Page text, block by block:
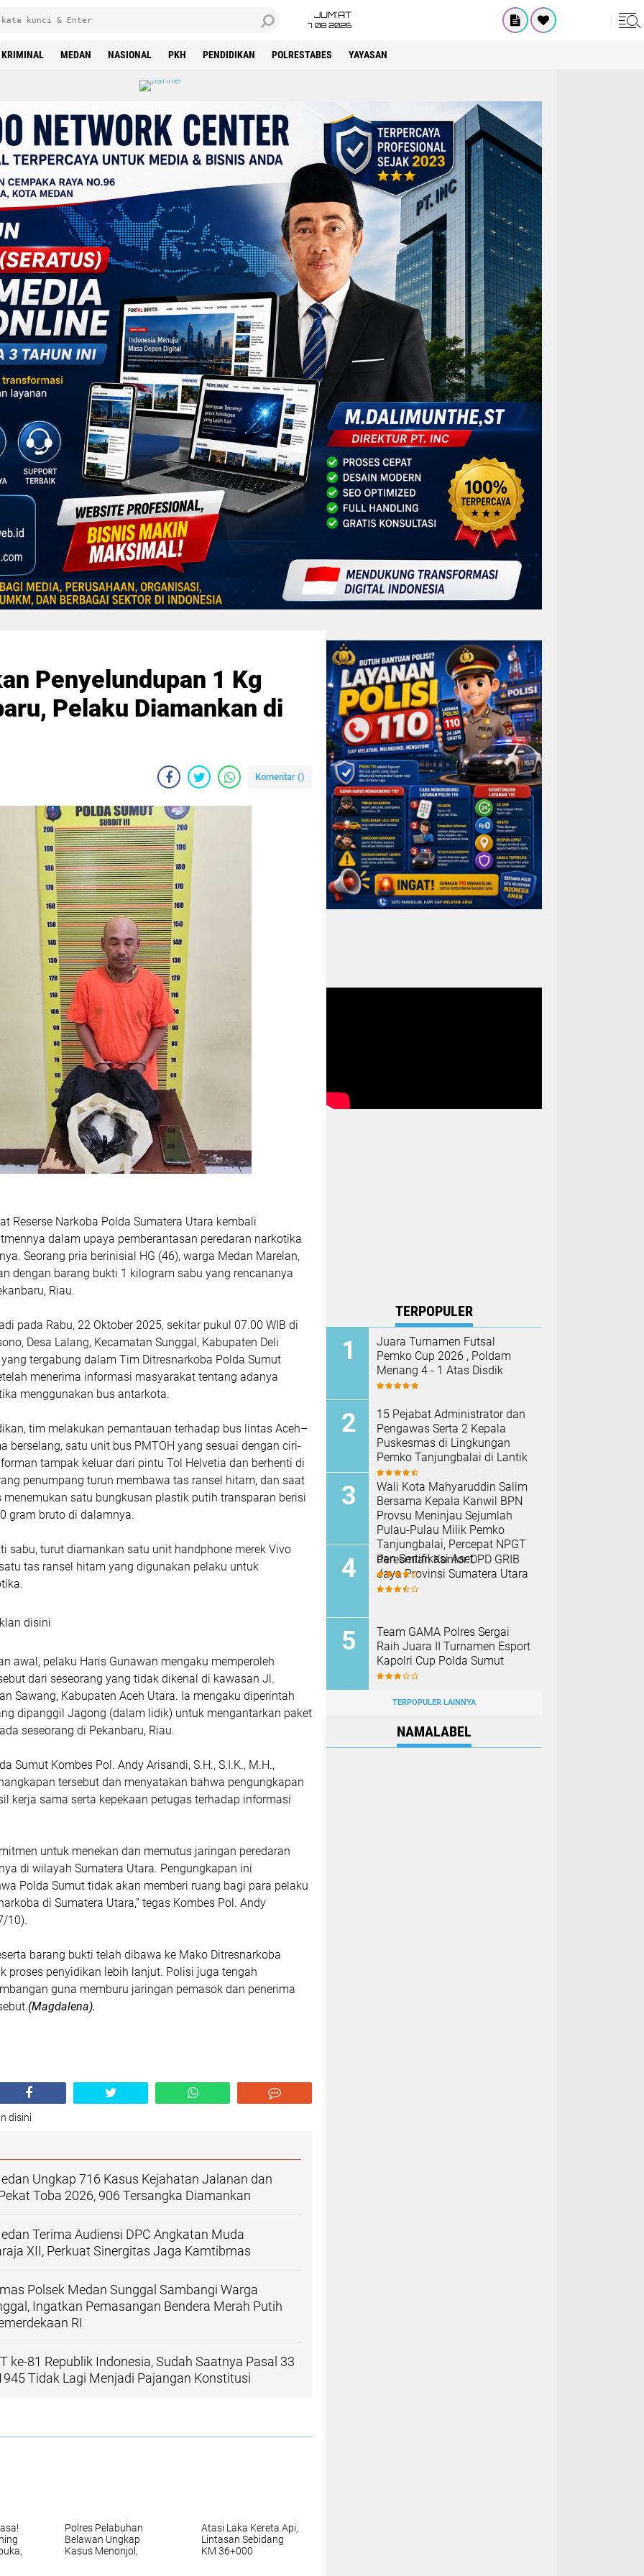
JUM'AT
7 08 2026
KRIMINAL MEDAN NASIONAL PKH PENDIDIKAN POLRESTABES YAYASAN
Penyelundupan 1 Kg
Pelaku Diamankan di
Komentar ()
Reserse Narkoba Polda Sumatera Utara kembali
dalam upaya pemberantasan peredaran narkotika
Seorang pria berinisial HG (46), warga Medan Marelan,
dengan barang bukti 1 kilogram sabu yang rencananya
Riau.
pada Rabu, 22 Oktober 2025, sekitar pukul 07.00 WIB di
Desa Lalang, Kecamatan Sunggal, Kabupaten Deli
tergabung dalam Tim Ditresnarkoba Polda Sumut
menerima informasi masyarakat tentang adanya
menggunakan bus antarkota.
tim melakukan pemantauan terhadap bus lintas Aceh–
berselang, satu unit bus PMTOH yang sesuai dengan ciri-
tampak keluar dari pintu Tol Helvetia dan berhenti di
penumpang turun membawa tas ransel hitam, dan saat
menemukan satu bungkusan plastik putih transparan berisi
gram bruto di dalamnya.
sabu, turut diamankan satu unit handphone merek Vivo
tas ransel hitam yang digunakan pelaku untuk
disini
awal, pelaku Haris Gunawan mengaku memperoleh
dari seseorang yang tidak dikenal di kawasan Jl.
Sawang, Kabupaten Aceh Utara. Ia mengaku diperintah
dipanggil Jagong (dalam lidik) untuk mengantarkan paket
seseorang di Pekanbaru, Riau.
Sumut Kombes Pol. Andy Arisandi, S.H., S.I.K., M.H.,
tersebut dan menyatakan bahwa pengungkapan
kerja sama serta kepekaan petugas terhadap informasi
untuk menekan dan memutus jaringan peredaran
di wilayah Sumatera Utara. Pengungkapan ini
Polda Sumut tidak akan memberi ruang bagi para pelaku
di Sumatera Utara,” tegas Kombes Pol. Andy
10).
barang bukti telah dibawa ke Mako Ditresnarkoba
proses penyidikan lebih lanjut. Polisi juga tengah
guna memburu jaringan pemasok dan penerima
(Magdalena).
disini
Ungkap 716 Kasus Kejahatan Jalanan dan
Toba 2026, 906 Tersangka Diamankan
Terima Audiensi DPC Angkatan Muda
XII, Perkuat Sinergitas Jaga Kamtibmas
Polsek Medan Sunggal Sambangi Warga
Ingatkan Pemasangan Bendera Merah Putih
RI
ke-81 Republik Indonesia, Sudah Saatnya Pasal 33
Tidak Lagi Menjadi Pajangan Konstitusi
Polres Pelabuhan
Belawan Ungkap
Kasus Menonjol,
Atasi Laka Kereta Api,
Lintasan Sebidang
KM 36+000
TERPOPULER
Juara Turnamen Futsal
Pemko Cup 2026 , Poldam
Menang 4 - 1 Atas Disdik
15 Pejabat Administrator dan
Pengawas Serta 2 Kepala
Puskesmas di Lingkungan
Pemko Tanjungbalai di Lantik
Wali Kota Mahyaruddin Salim
Bersama Kepala Kanwil BPN
Provsu Meninjau Sejumlah
Pulau-Pulau Milik Pemko
Tanjungbalai, Percepat NPGT
dan Sertifikasi Aset
Peresmian Kantor DPD GRIB
Jaya Provinsi Sumatera Utara
Team GAMA Polres Sergai
Raih Juara II Turnamen Esport
Kapolri Cup Polda Sumut
TERPOPULER LAINNYA
NAMALABEL